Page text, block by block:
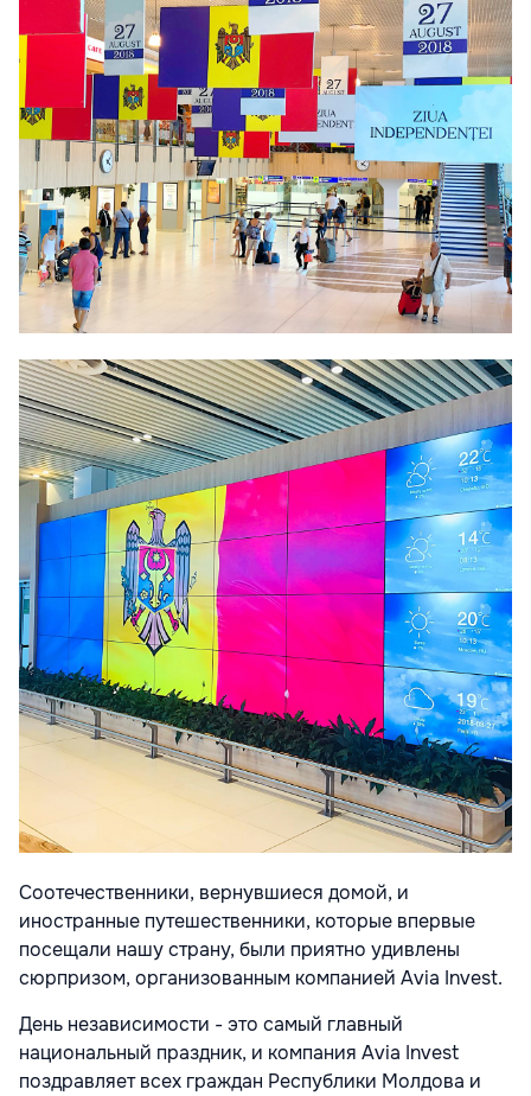
Соотечественники, вернувшиеся домой, и
иностранные путешественники, которые впервые
посещали нашу страну, были приятно удивлены
сюрпризом, организованным компанией Avia Invest.
День независимости - это самый главный
национальный праздник, и компания Avia Invest
поздравляет всех граждан Республики Молдова и